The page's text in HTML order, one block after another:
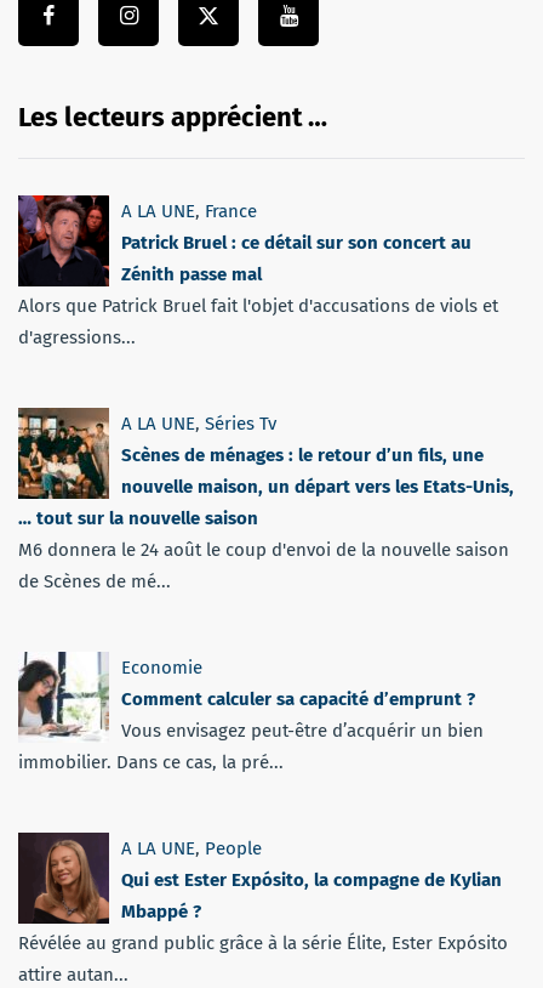
Les lecteurs apprécient …
A LA UNE, France
Patrick Bruel : ce détail sur son concert au
Zénith passe mal
Alors que Patrick Bruel fait l'objet d'accusations de viols et
d'agressions...
A LA UNE, Séries Tv
Scènes de ménages : le retour d’un fils, une
nouvelle maison, un départ vers les Etats-Unis,
… tout sur la nouvelle saison
M6 donnera le 24 août le coup d'envoi de la nouvelle saison
de Scènes de mé...
Economie
Comment calculer sa capacité d’emprunt ?
Vous envisagez peut-être d’acquérir un bien
immobilier. Dans ce cas, la pré...
A LA UNE, People
Qui est Ester Expósito, la compagne de Kylian
Mbappé ?
Révélée au grand public grâce à la série Élite, Ester Expósito
attire autan...